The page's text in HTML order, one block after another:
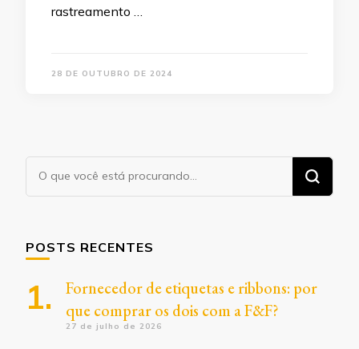
rastreamento …
28 DE OUTUBRO DE 2024
Procurando
algo?
POSTS RECENTES
Fornecedor de etiquetas e ribbons: por
que comprar os dois com a F&F?
27 de julho de 2026